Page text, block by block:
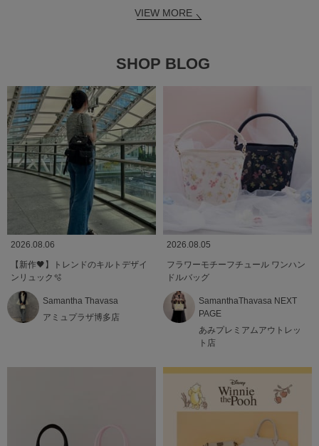
VIEW MORE
SHOP BLOG
2026.08.06
【新作🖤】トレンドのキルトデザイ
ンリュック🫧
Samantha Thavasa
アミュプラザ博多店
2026.08.05
フラワーモチーフチュール ワンハン
ドルバッグ
SamanthaThavasa NEXT
PAGE
あみプレミアムアウトレッ
ト店